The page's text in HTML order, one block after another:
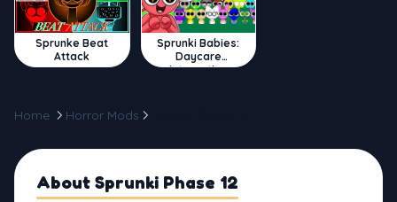
Sprunke Beat
Attack
Sprunki Babies:
Daycare
Interactive
Home Horror Mods
About Sprunki Phase 12